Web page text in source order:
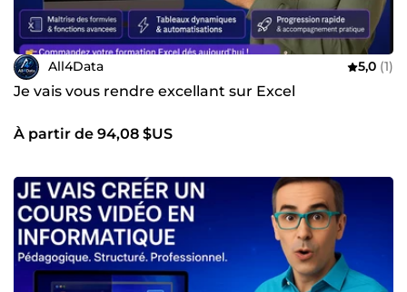
All4Data 5,0 (1)
Je vais vous rendre excellant sur Excel
À partir de 94,08 $US